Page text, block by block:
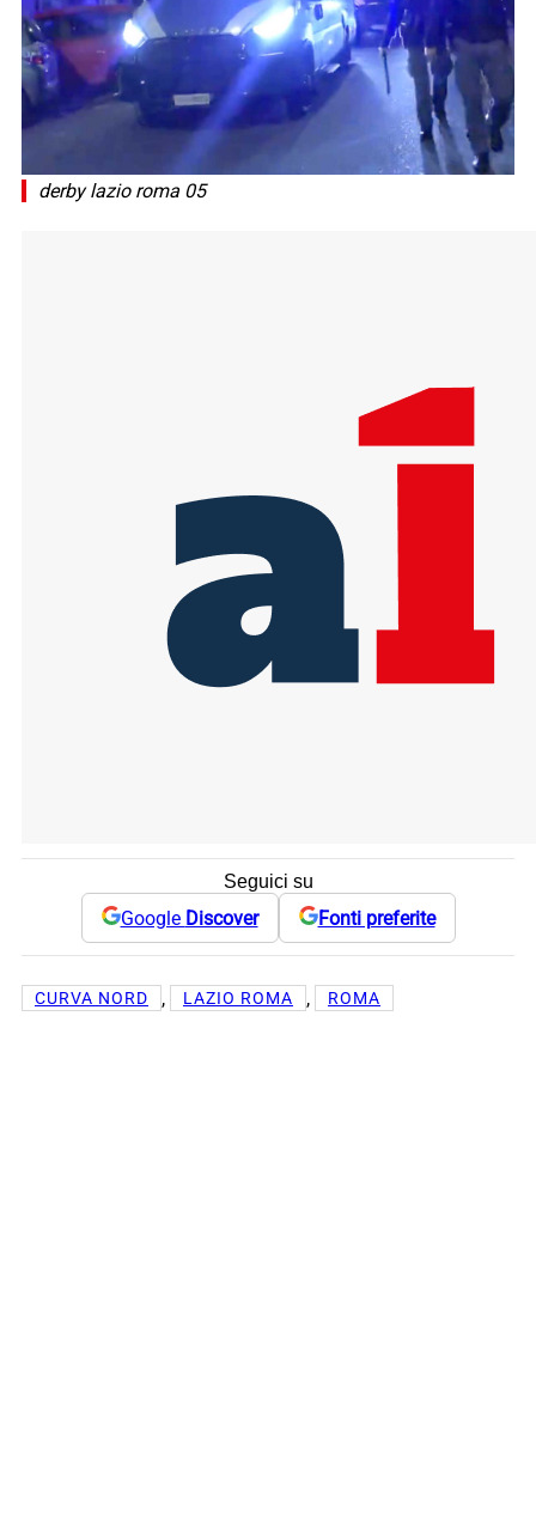
derby lazio roma 05
Seguici su
Google Discover Fonti preferite
CURVA NORD , LAZIO ROMA , ROMA